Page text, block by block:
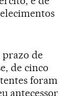
de
de cinco
foram
antecessor